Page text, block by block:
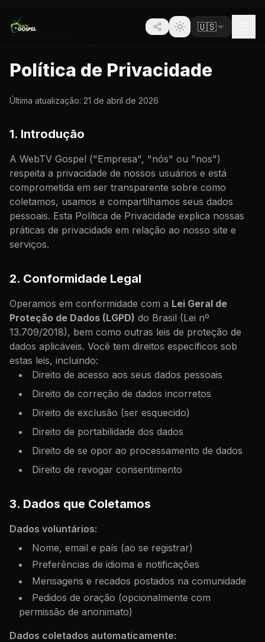
🇺🇸
Voltar ao site
Política de Privacidade
Última atualização: 21 de abril de 2026
1. Introdução
A WebTV Gospel ("Empresa", "nós" ou "nos")
respeita a privacidade de nossos usuários e está
comprometida em ser transparente sobre como
coletamos, usamos e compartilhamos seus dados
pessoais. Esta Política de Privacidade explica nossas
práticas de privacidade em relação ao nosso site e
serviços.
2. Conformidade Legal
Operamos em conformidade com a Lei Geral de
Proteção de Dados (LGPD) do Brasil (Lei nº
13.709/2018), bem como outras leis de proteção de
dados aplicáveis. Você tem direitos específicos sob
estas leis, incluindo:
Direito de acesso aos seus dados pessoais
Direito de correção de dados incorretos
Direito de exclusão (ser esquecido)
Direito de portabilidade dos dados
Direito de se opor ao processamento de dados
Direito de revogar consentimento
3. Dados que Coletamos
Dados voluntários:
Nome, email e país (ao se registrar)
Preferências de idioma e notificações
Mensagens e recados postados na comunidade
Pedidos de oração (opcionalmente com
permissão de anonimato)
Dados coletados automaticamente: